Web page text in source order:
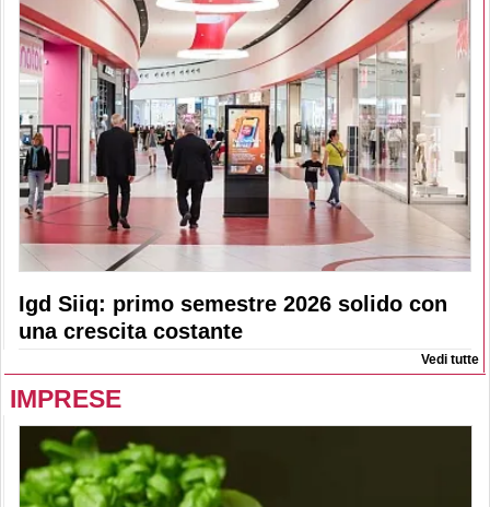
Igd Siiq: primo semestre 2026 solido con
una crescita costante
Vedi tutte
IMPRESE